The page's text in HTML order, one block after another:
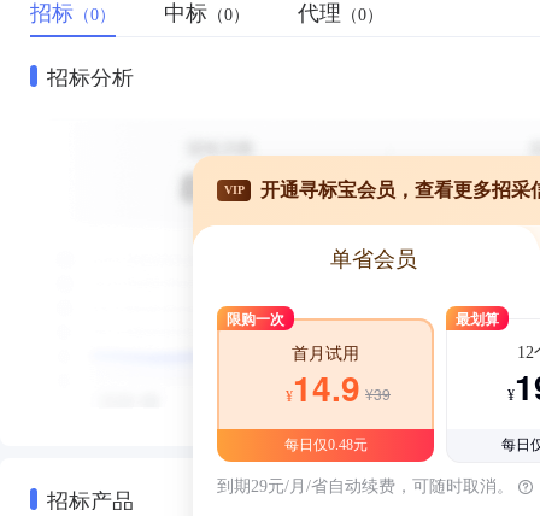
招标 （0） 中标 （0） 代理 （0）
招标分析
招标产品
VIP 开通寻标宝会员，查看更多招采
单省会员
限购一次
首月试用
¥14.9 ¥39
每日仅0.48元
最划算
12
¥
每日
到期29元/月/省自动续费，可随时取消。